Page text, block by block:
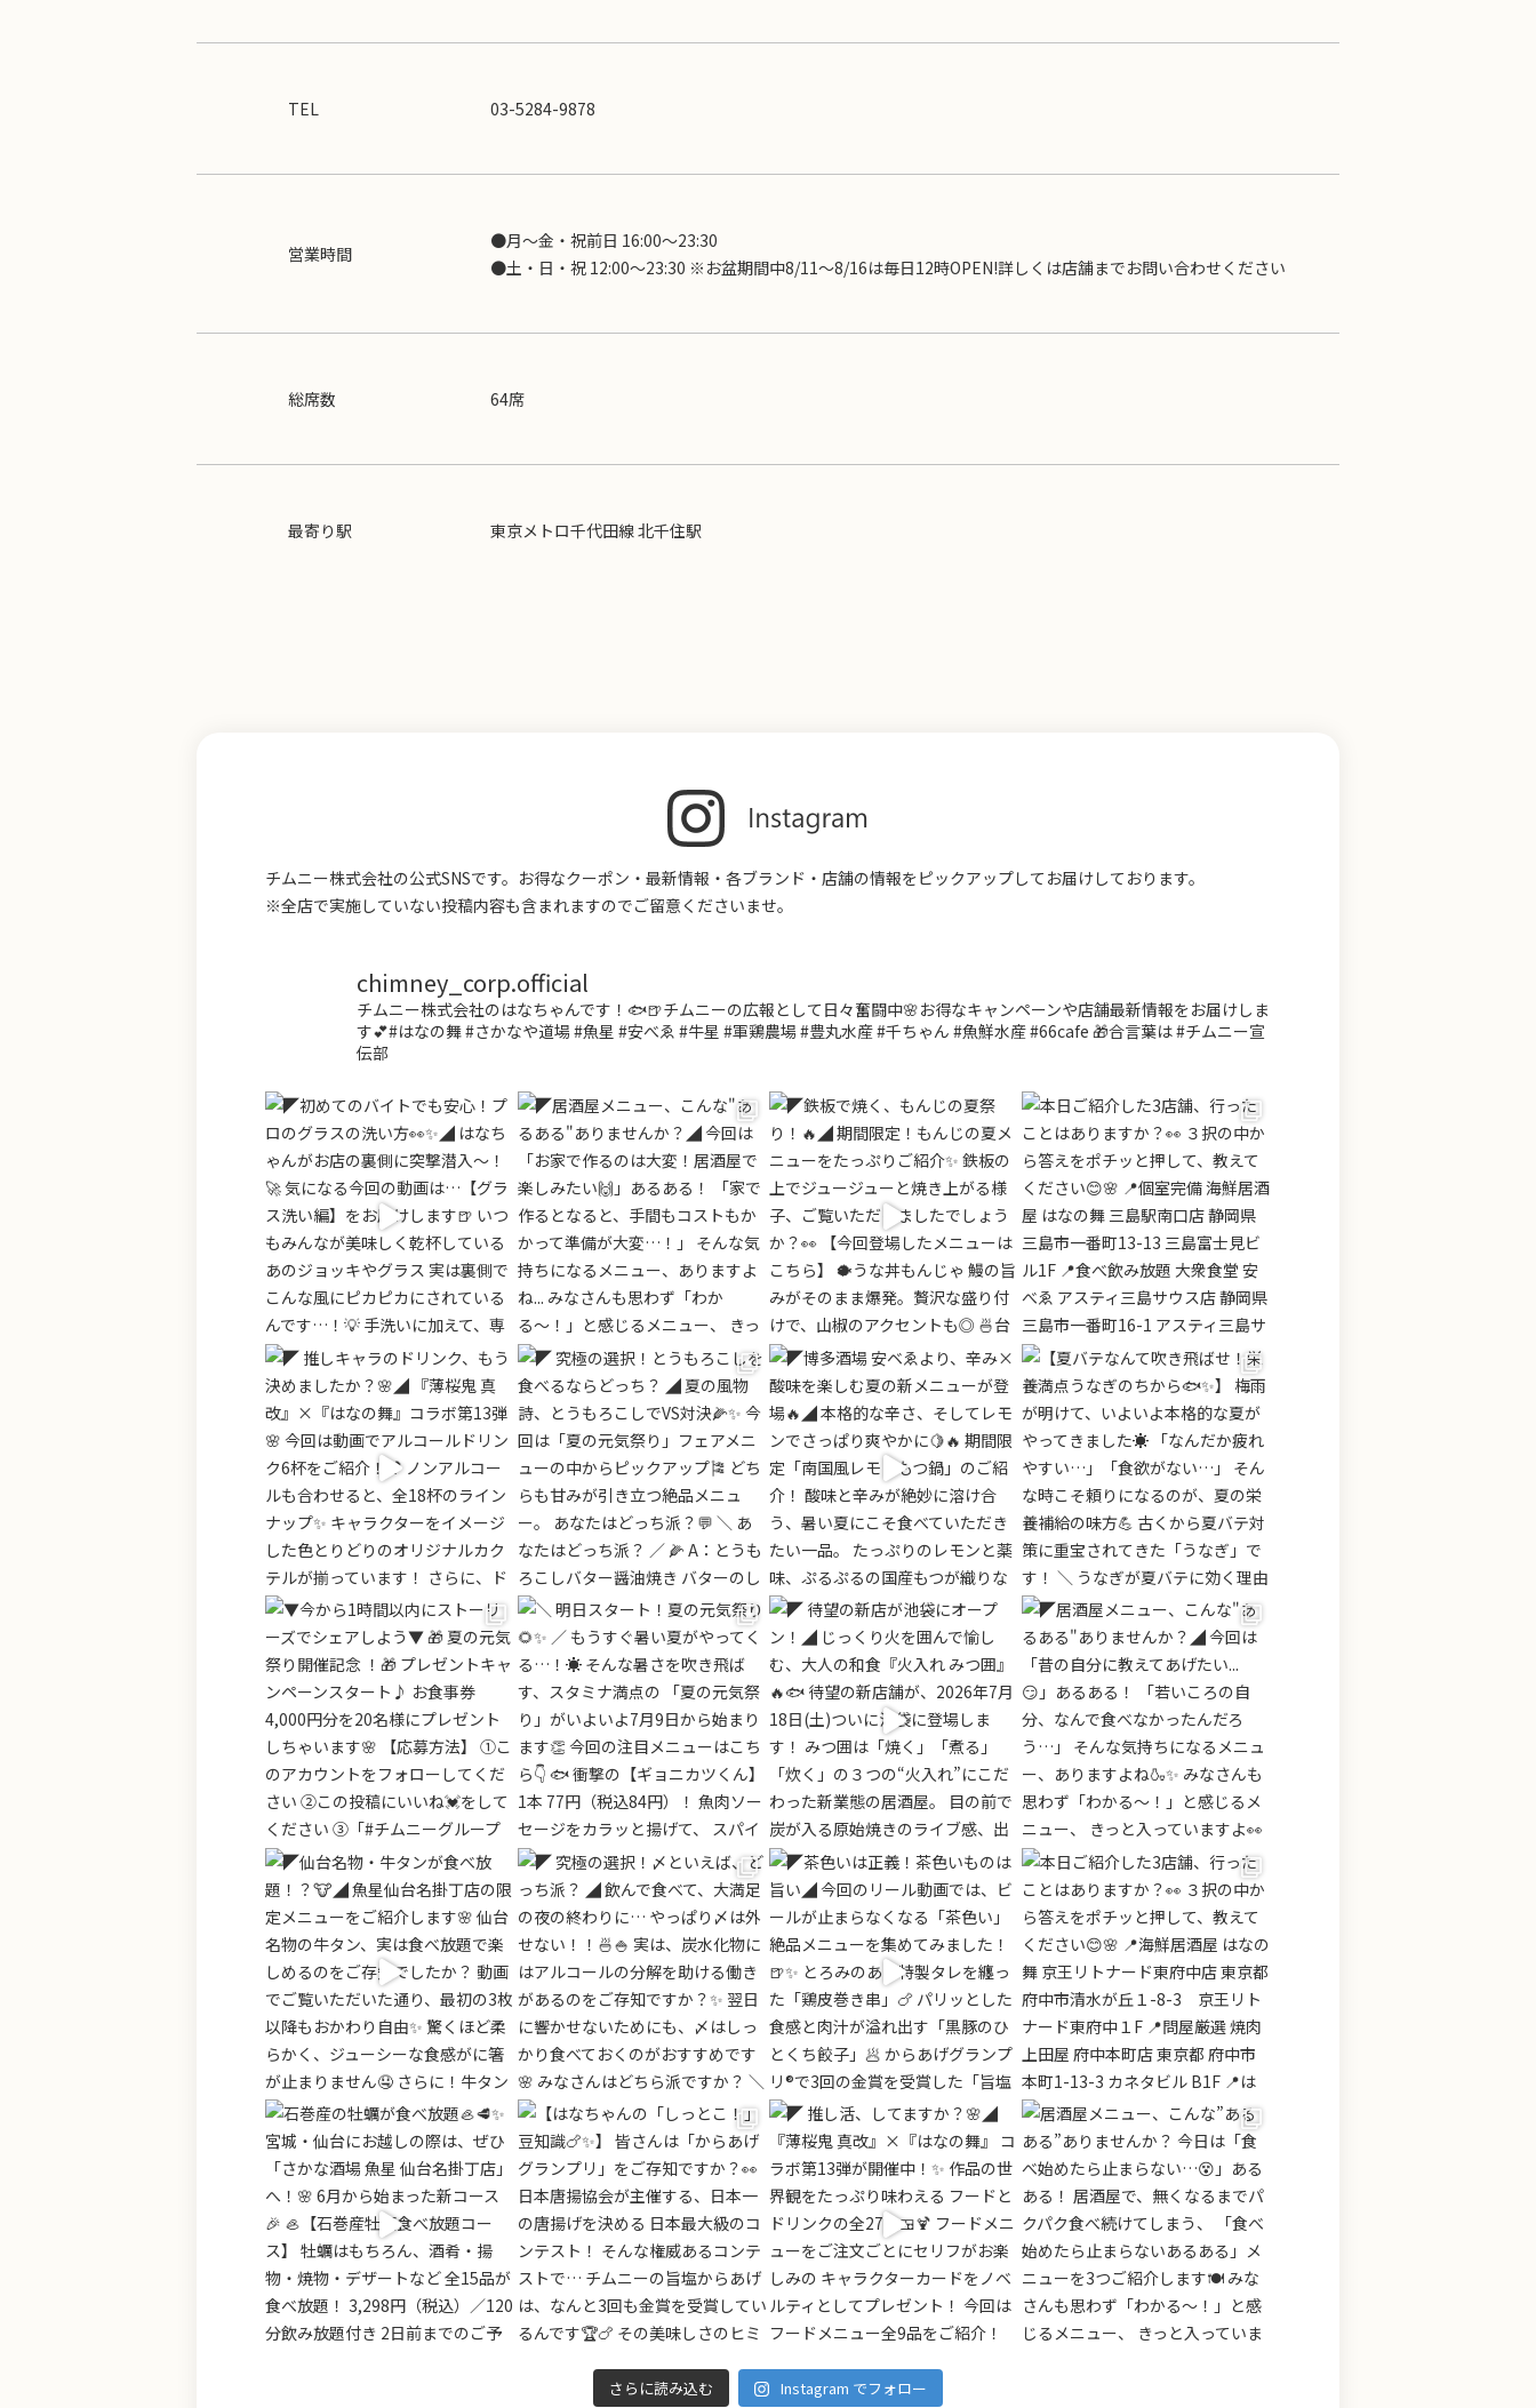
TEL 03-5284-9878
営業時間
●月～金・祝前日 16:00〜23:30
●土・日・祝 12:00～23:30 ※お盆期間中8/11～8/16は毎日12時OPEN!詳しくは店舗までお問い合わせください
総席数 64席
最寄り駅 東京メトロ千代田線 北千住駅
チムニー株式会社の公式SNSです。お得なクーポン・最新情報・各ブランド・店舗の情報をピックアップしてお届けしております。
※全店で実施していない投稿内容も含まれますのでご留意くださいませ。
chimney_corp.official
チムニー株式会社のはなちゃんです！🐟🍺チムニーの広報として日々奮闘中🌸お得なキャンペーンや店舗最新情報をお届けしま
す💕#はなの舞 #さかなや道場 #魚星 #安べゑ #牛星 #軍鶏農場 #豊丸水産 #千ちゃん #魚鮮水産 #66cafe 🎁合言葉は #チムニー宣
伝部
さらに読み込む Instagram でフォロー